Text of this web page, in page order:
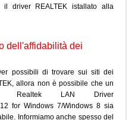
driver REALTEK istallato alla
dell'affidabilità dei
possibili di trovare sui siti dei
allora non è possibile che un
Realtek LAN Driver
for Windows 7/Windows 8 sia
Informiamo anche spesso del